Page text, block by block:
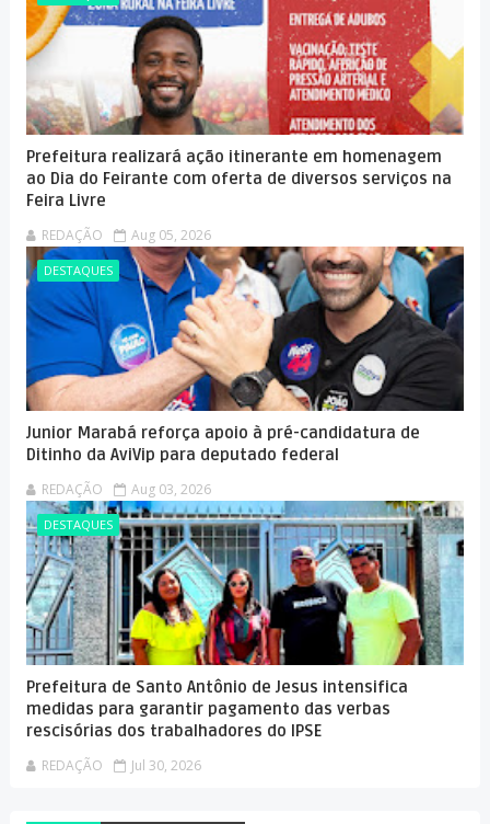
Prefeitura realizará ação itinerante em homenagem
ao Dia do Feirante com oferta de diversos serviços na
Feira Livre
REDAÇÃO Aug 05, 2026
DESTAQUES
Junior Marabá reforça apoio à pré-candidatura de
Ditinho da AviVip para deputado federal
REDAÇÃO Aug 03, 2026
DESTAQUES
Prefeitura de Santo Antônio de Jesus intensifica
medidas para garantir pagamento das verbas
rescisórias dos trabalhadores do IPSE
REDAÇÃO Jul 30, 2026